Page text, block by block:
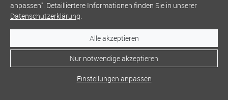
anpassen". Detailliertere Informationen finden Sie in unserer
Datenschutzerklärung.
Alle akzeptieren
Nur notwendige akzeptieren
Einstellungen anpassen